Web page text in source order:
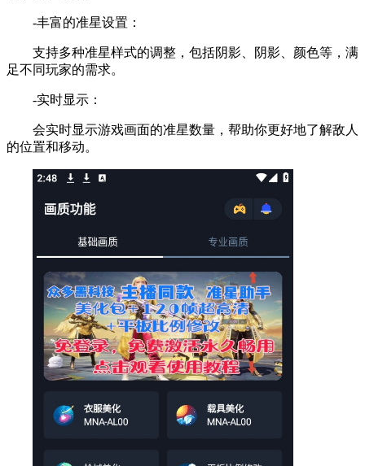
-丰富的准星设置：
支持多种准星样式的调整，包括阴影、阴影、颜色等，满
足不同玩家的需求。
-实时显示：
会实时显示游戏画面的准星数量，帮助你更好地了解敌人
的位置和移动。